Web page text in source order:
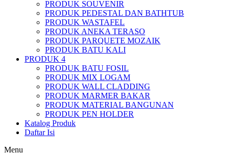
PRODUK SOUVENIR
PRODUK PEDESTAL DAN BATHTUB
PRODUK WASTAFEL
PRODUK ANEKA TERASO
PRODUK PARQUETE MOZAIK
PRODUK BATU KALI
PRODUK 4
PRODUK BATU FOSIL
PRODUK MIX LOGAM
PRODUK WALL CLADDING
PRODUK MARMER BAKAR
PRODUK MATERIAL BANGUNAN
PRODUK PEN HOLDER
Katalog Produk
Daftar Isi
Menu